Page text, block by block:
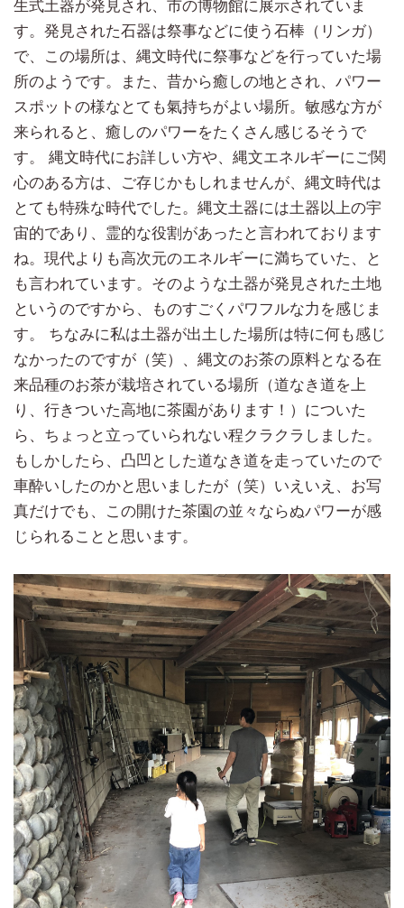
生式土器が発見され、市の博物館に展示されていま
す。発見された石器は祭事などに使う石棒（リンガ）
で、この場所は、縄文時代に祭事などを行っていた場
所のようです。また、昔から癒しの地とされ、パワー
スポットの様なとても氣持ちがよい場所。敏感な方が
来られると、癒しのパワーをたくさん感じるそうで
す。 縄文時代にお詳しい方や、縄文エネルギーにご関
心のある方は、ご存じかもしれませんが、縄文時代は
とても特殊な時代でした。縄文土器には土器以上の宇
宙的であり、霊的な役割があったと言われております
ね。現代よりも高次元のエネルギーに満ちていた、と
も言われています。そのような土器が発見された土地
というのですから、ものすごくパワフルな力を感じま
す。 ちなみに私は土器が出土した場所は特に何も感じ
なかったのですが（笑）、縄文のお茶の原料となる在
来品種のお茶が栽培されている場所（道なき道を上
り、行きついた高地に茶園があります！）についた
ら、ちょっと立っていられない程クラクラしました。
もしかしたら、凸凹とした道なき道を走っていたので
車酔いしたのかと思いましたが（笑）いえいえ、お写
真だけでも、この開けた茶園の並々ならぬパワーが感
じられることと思います。